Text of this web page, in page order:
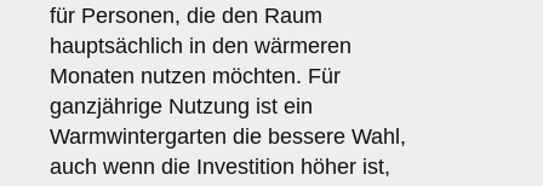
für Personen, die den Raum
hauptsächlich in den wärmeren
Monaten nutzen möchten. Für
ganzjährige Nutzung ist ein
Warmwintergarten die bessere Wahl,
auch wenn die Investition höher ist,